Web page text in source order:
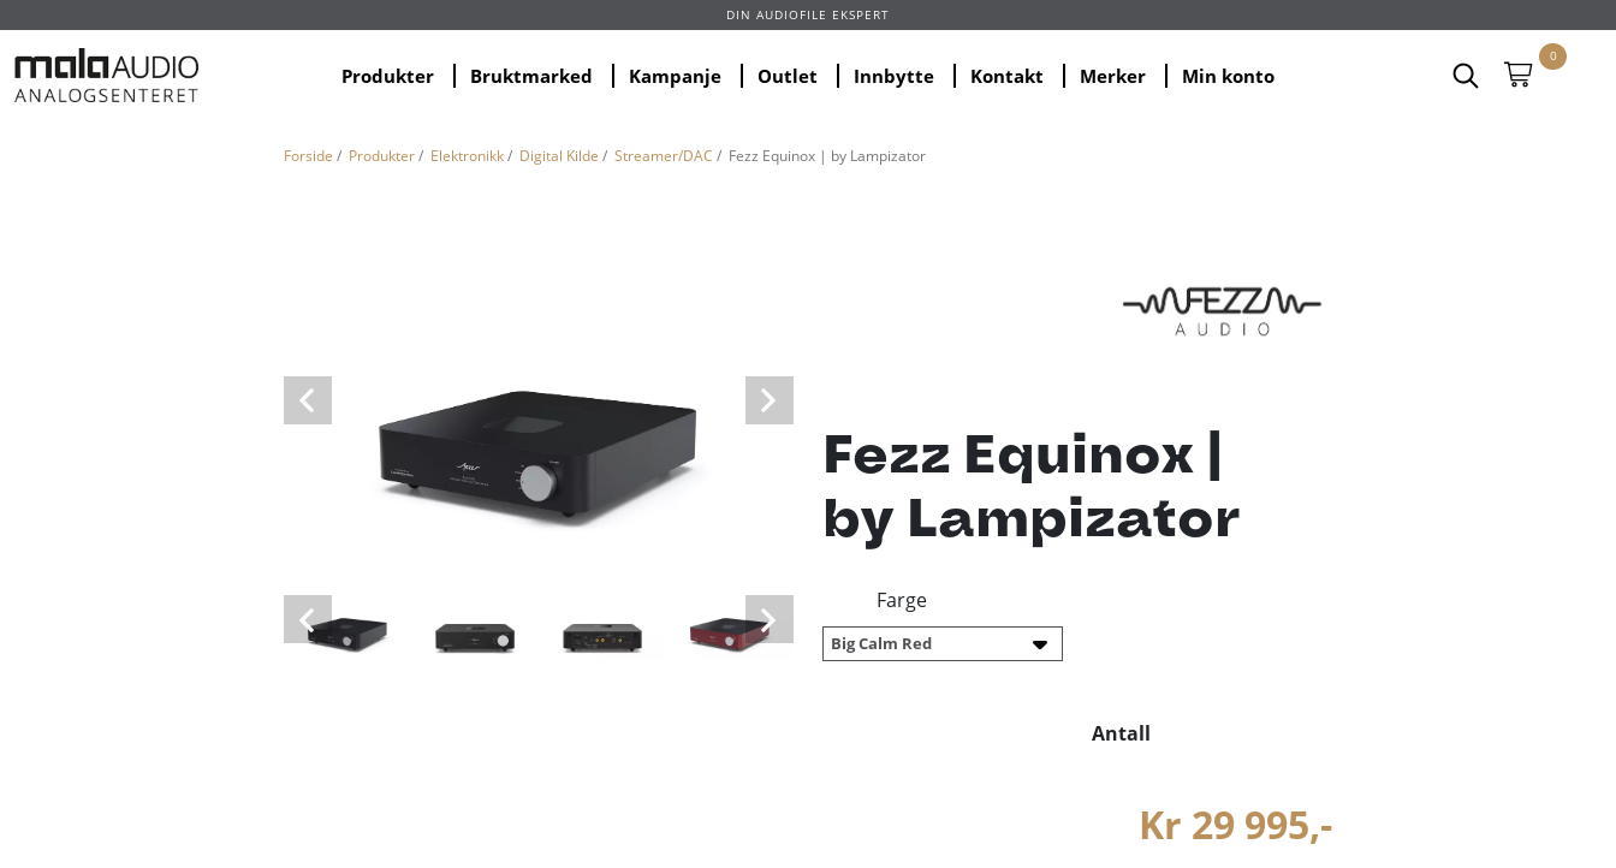
DIN AUDIOFILE EKSPERT
Produkter Bruktmarked Kampanje Outlet Innbytte Kontakt Merker Min konto
0
Forside / Produkter/ Elektronikk/ Digital Kilde / Streamer/DAC / Fezz Equinox | by Lampizator
Fezz Equinox |
by Lampizator
Farge
Antall
Kr 29 995,-